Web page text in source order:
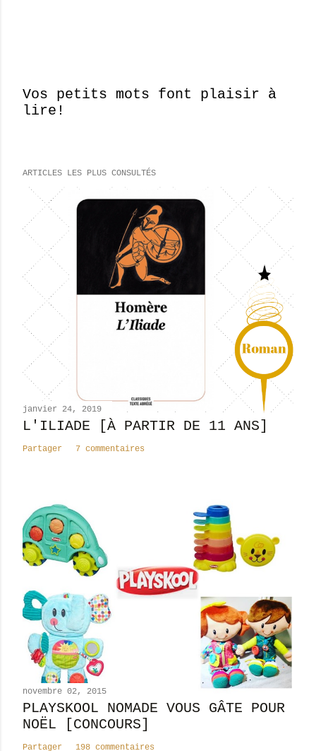
E
g
t
r
c
m
n
t
i
Vos petits mots font plaisir à
lire!
ARTICLES LES PLUS CONSULTÉS
janvier 24, 2019
L'ILIADE [À PARTIR DE 11 ANS]
Partager 7 commentaires
novembre 02, 2015
PLAYSKOOL NOMADE VOUS GÂTE POUR
NOËL [CONCOURS]
Partager 198 commentaires